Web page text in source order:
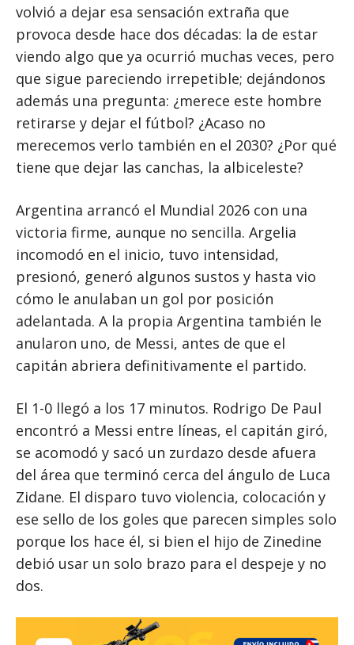
volvió a dejar esa sensación extraña que
provoca desde hace dos décadas: la de estar
viendo algo que ya ocurrió muchas veces, pero
que sigue pareciendo irrepetible; dejándonos
además una pregunta: ¿merece este hombre
retirarse y dejar el fútbol? ¿Acaso no
merecemos verlo también en el 2030? ¿Por qué
tiene que dejar las canchas, la albiceleste?
Argentina arrancó el Mundial 2026 con una
victoria firme, aunque no sencilla. Argelia
incomodó en el inicio, tuvo intensidad,
presionó, generó algunos sustos y hasta vio
cómo le anulaban un gol por posición
adelantada. A la propia Argentina también le
anularon uno, de Messi, antes de que el
capitán abriera definitivamente el partido.
El 1-0 llegó a los 17 minutos. Rodrigo De Paul
encontró a Messi entre líneas, el capitán giró,
se acomodó y sacó un zurdazo desde afuera
del área que terminó cerca del ángulo de Luca
Zidane. El disparo tuvo violencia, colocación y
ese sello de los goles que parecen simples solo
porque los hace él, si bien el hijo de Zinedine
debió usar un solo brazo para el despeje y no
dos.